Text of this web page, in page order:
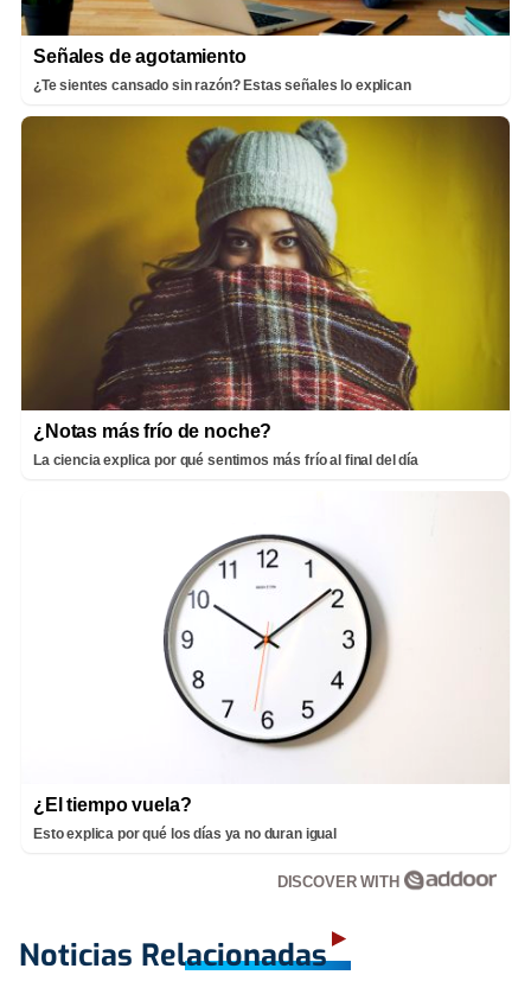
Señales de agotamiento
¿Te sientes cansado sin razón? Estas señales lo explican
¿Notas más frío de noche?
La ciencia explica por qué sentimos más frío al final del día
¿El tiempo vuela?
Esto explica por qué los días ya no duran igual
DISCOVER WITH
Noticias Relacionadas